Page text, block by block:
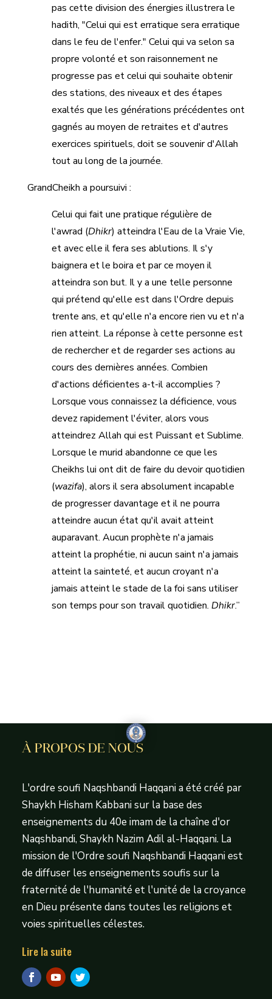
pas cette division des énergies illustrera le
hadith, "Celui qui est erratique sera erratique
dans le feu de l'enfer." Celui qui va selon sa
propre volonté et son raisonnement ne
progresse pas et celui qui souhaite obtenir
des stations, des niveaux et des étapes
exaltés que les générations précédentes ont
gagnés au moyen de retraites et d'autres
exercices spirituels, doit se souvenir d'Allah
tout au long de la journée.
GrandCheikh a poursuivi :
Celui qui fait une pratique régulière de
l'awrad (Dhikr) atteindra l'Eau de la Vraie Vie,
et avec elle il fera ses ablutions. Il s'y
baignera et le boira et par ce moyen il
atteindra son but. Il y a une telle personne
qui prétend qu'elle est dans l'Ordre depuis
trente ans, et qu'elle n'a encore rien vu et n'a
rien atteint. La réponse à cette personne est
de rechercher et de regarder ses actions au
cours des dernières années. Combien
d'actions déficientes a-t-il accomplies ?
Lorsque vous connaissez la déficience, vous
devez rapidement l'éviter, alors vous
atteindrez Allah qui est Puissant et Sublime.
Lorsque le murid abandonne ce que les
Cheikhs lui ont dit de faire du devoir quotidien
(wazifa), alors il sera absolument incapable
de progresser davantage et il ne pourra
atteindre aucun état qu'il avait atteint
auparavant. Aucun prophète n'a jamais
atteint la prophétie, ni aucun saint n'a jamais
atteint la sainteté, et aucun croyant n'a
jamais atteint le stade de la foi sans utiliser
son temps pour son travail quotidien. Dhikr.”
À PROPOS DE NOUS
L'ordre soufi Naqshbandi Haqqani a été créé par
Shaykh Hisham Kabbani sur la base des
enseignements du 40e imam de la chaîne d'or
Naqshbandi, Shaykh Nazim Adil al-Haqqani. La
mission de l'Ordre soufi Naqshbandi Haqqani est
de diffuser les enseignements soufis sur la
fraternité de l'humanité et l'unité de la croyance
en Dieu présente dans toutes les religions et
voies spirituelles célestes.
Lire la suite